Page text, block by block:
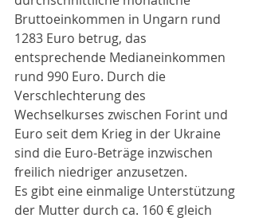
Bruttoeinkommen in Ungarn rund
1283 Euro betrug, das
entsprechende Medianeinkommen
rund 990 Euro. Durch die
Verschlechterung des
Wechselkurses zwischen Forint und
Euro seit dem Krieg in der Ukraine
sind die Euro-Beträge inzwischen
freilich niedriger anzusetzen.
Es gibt eine einmalige Unterstützung
der Mutter durch ca. 160 € gleich